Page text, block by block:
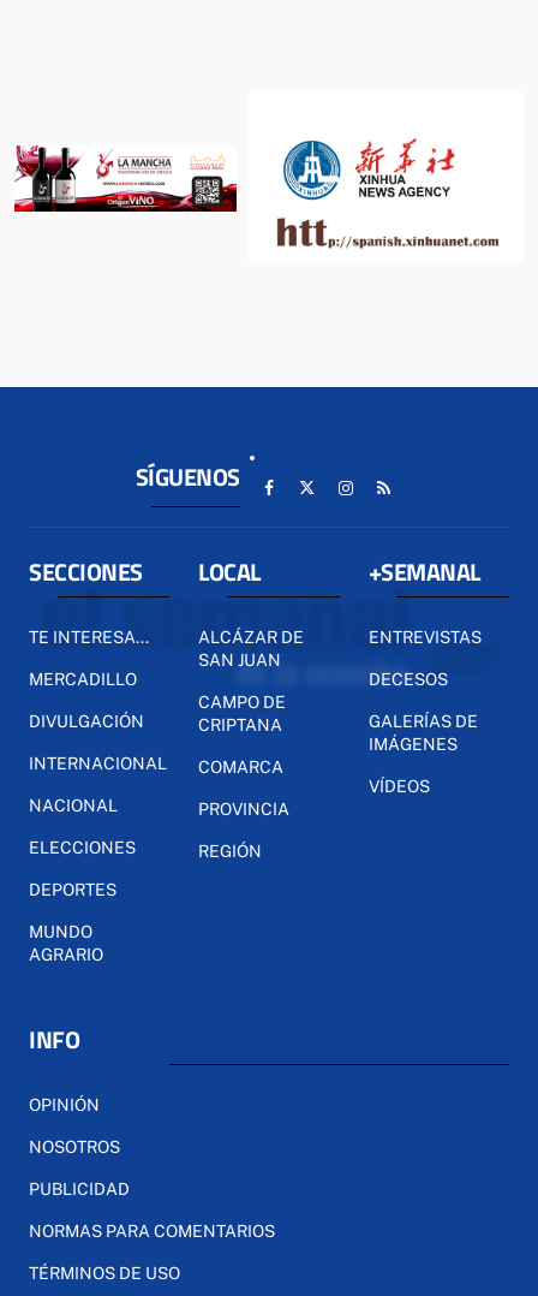
SÍGUENOS
SECCIONES
TE INTERESA...
MERCADILLO
DIVULGACIÓN
INTERNACIONAL
NACIONAL
ELECCIONES
DEPORTES
MUNDO
AGRARIO
LOCAL
ALCÁZAR DE
SAN JUAN
CAMPO DE
CRIPTANA
COMARCA
PROVINCIA
REGIÓN
+SEMANAL
ENTREVISTAS
DECESOS
GALERÍAS DE
IMÁGENES
VÍDEOS
INFO
OPINIÓN
NOSOTROS
PUBLICIDAD
NORMAS PARA COMENTARIOS
TÉRMINOS DE USO